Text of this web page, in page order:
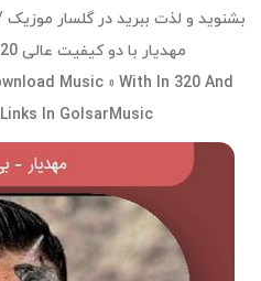
بشنوید و لذت ببرید در گلسار
مهدیار با دو کیفیت عالی 320 و 128 به همراه تکست
Music » With In 320 And
In GolsarMusic